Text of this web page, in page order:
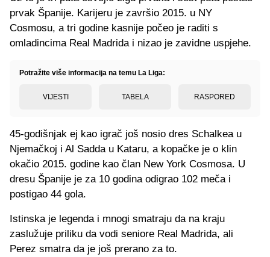
prvak Španije. Karijeru je završio 2015. u NY
Cosmosu, a tri godine kasnije počeo je raditi s
omladincima Real Madrida i nizao je zavidne uspjehe.
Potražite više informacija na temu La Liga:
VIJESTI TABELA RASPORED
45-godišnjak ej kao igrač još nosio dres Schalkea u
Njemačkoj i Al Sadda u Kataru, a kopačke je o klin
okačio 2015. godine kao član New York Cosmosa. U
dresu Španije je za 10 godina odigrao 102 meča i
postigao 44 gola.
Istinska je legenda i mnogi smatraju da na kraju
zaslužuje priliku da vodi seniore Real Madrida, ali
Perez smatra da je još prerano za to.